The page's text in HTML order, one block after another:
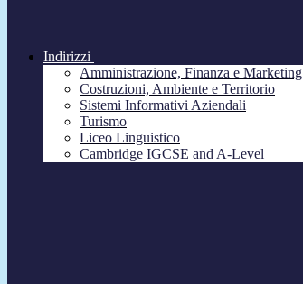
Indirizzi
Amministrazione, Finanza e Marketing
Costruzioni, Ambiente e Territorio
Sistemi Informativi Aziendali
Turismo
Liceo Linguistico
Cambridge IGCSE and A-Level